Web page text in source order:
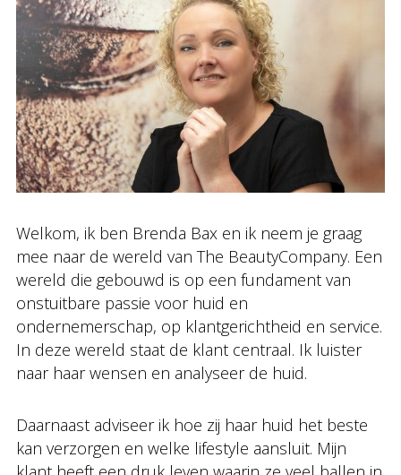
Welkom, ik ben Brenda Bax en ik neem je graag
mee naar de wereld van The BeautyCompany. Een
wereld die gebouwd is op een fundament van
onstuitbare passie voor huid en
ondernemerschap, op klantgerichtheid en service.
In deze wereld staat de klant centraal. Ik luister
naar haar wensen en analyseer de huid.
Daarnaast adviseer ik hoe zij haar huid het beste
kan verzorgen en welke lifestyle aansluit. Mijn